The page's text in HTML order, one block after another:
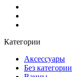
Категории
Аксессуары
Без категории